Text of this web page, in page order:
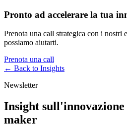
Pronto ad accelerare la tua
Prenota una call strategica con i nostri
possiamo aiutarti.
Prenota una call
← Back to Insights
Newsletter
Insight
maker